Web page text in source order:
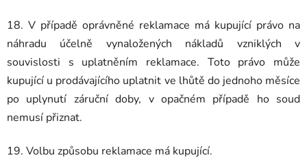
18. V případě oprávněné reklamace má kupující právo na
náhradu účelně vynaložených nákladů vzniklých v
souvislosti s uplatněním reklamace. Toto právo může
kupující u prodávajícího uplatnit ve lhůtě do jednoho měsíce
po uplynutí záruční doby, v opačném případě ho soud
nemusí přiznat.
19. Volbu způsobu reklamace má kupující.